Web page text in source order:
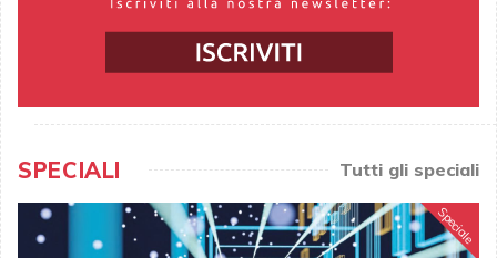
SPECIALI Tutti gli speciali
Speciale